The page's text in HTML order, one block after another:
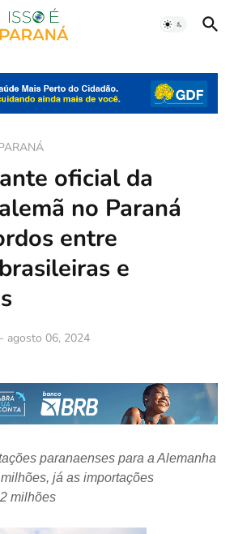
oficial da
no Paraná
entre
e
- agosto 06, 2024
paranaenses para a Alemanha
já as importações
milhões